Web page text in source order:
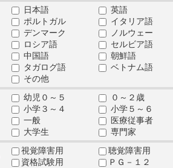
日本語
英語
ポルトガル
イタリア語
デンマーク
ノルウェー
ロシア語
セルビア語
中国語
朝鮮語
タガログ語
ベトナム語
その他
幼児０～５
０～２歳
小学３～４
小学５～６
一般
医療従事者
大学生
専門家
視覚障害用
聴覚障害用
資格試験用
ＰＧ－１２